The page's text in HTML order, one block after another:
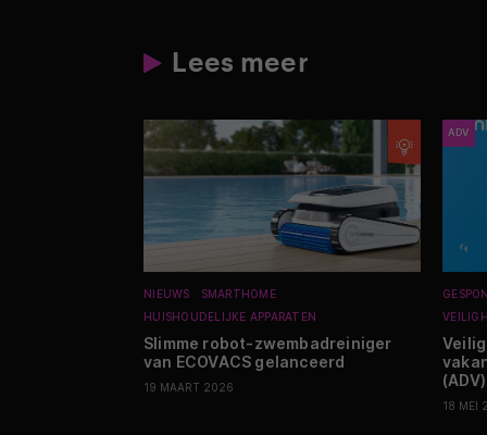
Lees meer
NIEUWS
SMARTHOME
HUISHOUDELIJKE APPARATEN
Slimme robot-zwembadreiniger
van ECOVACS gelanceerd
19 MAART 2026
ADV
(ADV)
18 MEI